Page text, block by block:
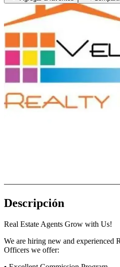
Descripción
Real Estate Agents Grow with Us!
We are hiring new and experienced
Officers we offer: